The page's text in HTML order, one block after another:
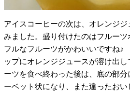
アイスコーヒーの次は、オレンジ
みました。盛り付けたのはフルー
フルなフルーツがかわいいですね♪
ップにオレンジジュースが溶け出
ーツを食べ終わった後は、底の部
ーベット状になり、また違ったおい